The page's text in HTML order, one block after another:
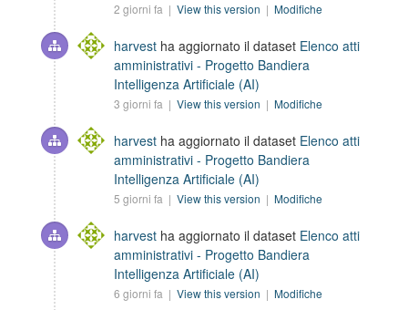
2 giorni fa | View this version | Modifiche
harvest ha aggiornato il dataset Elenco atti
amministrativi - Progetto Bandiera
Intelligenza Artificiale (AI)
3 giorni fa | View this version | Modifiche
harvest ha aggiornato il dataset Elenco atti
amministrativi - Progetto Bandiera
Intelligenza Artificiale (AI)
5 giorni fa | View this version | Modifiche
harvest ha aggiornato il dataset Elenco atti
amministrativi - Progetto Bandiera
Intelligenza Artificiale (AI)
6 giorni fa | View this version | Modifiche